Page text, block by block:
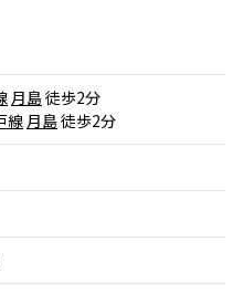
月島徒歩2分
線 月島徒歩2分